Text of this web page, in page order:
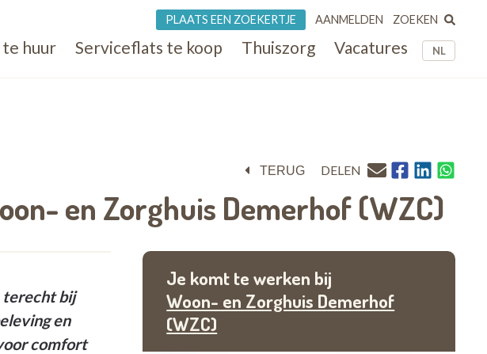
NL
huur Serviceflats te koop Thuiszorg Vacatures
PLAATS EEN ZOEKERTJE AANMELDEN ZOEKEN
TERUG DELEN
en Zorghuis Demerhof (WZC)
Je komt te werken bij
Woon- en Zorghuis Demerhof
(WZC)
terecht bij
en
comfort